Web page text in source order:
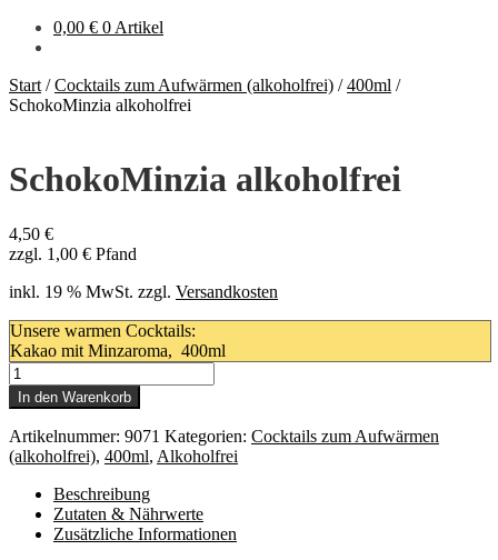
0,00 € 0 Artikel
Start /Cocktails zum Aufwärmen (alkoholfrei) /400ml /
SchokoMinzia alkoholfrei
SchokoMinzia alkoholfrei
4,50 €
zzgl. 1,00 € Pfand
inkl. 19 % MwSt. zzgl. Versandkosten
Unsere warmen Cocktails:
Kakao mit Minzaroma, 400ml
SchokoMinzia
alkoholfrei
Menge
In den Warenkorb
Artikelnummer: 9071 Kategorien: Cocktails zum Aufwärmen
(alkoholfrei), 400ml, Alkoholfrei
Beschreibung
Zutaten & Nährwerte
Zusätzliche Informationen